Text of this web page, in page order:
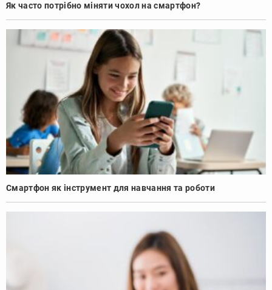
Як часто потрібно міняти чохол на смартфон?
Смартфон як інструмент для навчання та роботи